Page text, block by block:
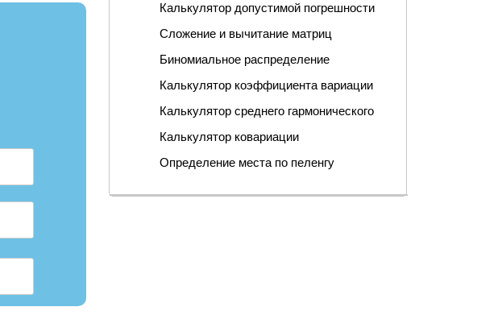
Калькулятор допустимой погрешности
Сложение и вычитание матриц
Биномиальное распределение
Калькулятор коэффициента вариации
Калькулятор среднего гармонического
Калькулятор ковариации
Определение места по пеленгу